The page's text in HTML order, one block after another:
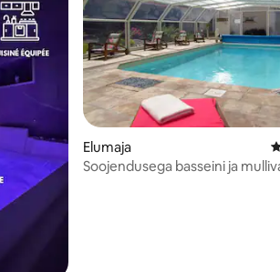
Elumaja
Soojendusega basseini ja